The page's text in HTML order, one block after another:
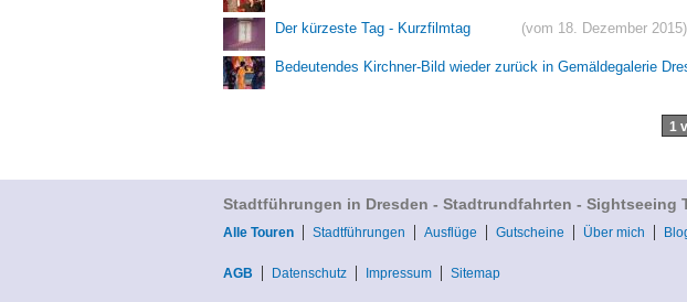
Der kürzeste Tag - Kurzfilmtag (vom 18. Dezember 2015)
Bedeutendes Kirchner-Bild wieder zurück in Gemäldegalerie
1
Stadtführungen in Dresden - Stadtrundfahrten - Sightseeing
Alle Touren Stadtführungen Ausflüge Gutscheine Über mich
AGB Datenschutz Impressum Sitemap